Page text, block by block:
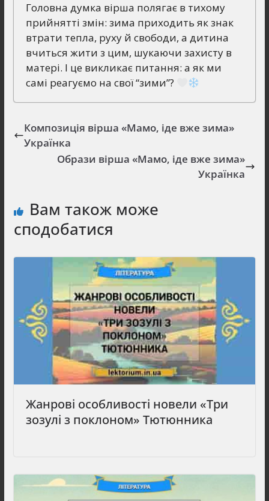
Головна думка вірша полягає в тихому
прийнятті змін: зима приходить як знак
втрати тепла, руху й свободи, а дитина
вчиться жити з цим, шукаючи захисту в
матері. І це викликає питання: а як ми
самі реагуємо на свої “зими”?
Композиція вірша «Мамо, іде вже зима»
Українка
Образи вірша «Мамо, іде вже зима»
Українка
Вам також може
сподобатися
Жанрові особливості новели «Три
зозулі з поклоном» Тютюнника